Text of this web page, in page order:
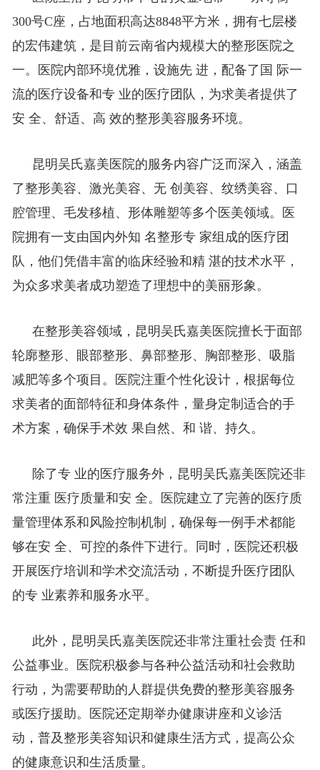
300号C座，占地面积高达8848平方米，拥有七层楼
的宏伟建筑，是目前云南省内规模大的整形医院之
一。医院内部环境优雅，设施先 进，配备了国 际一
流的医疗设备和专 业的医疗团队，为求美者提供了
安 全、舒适、高 效的整形美容服务环境。
昆明吴氏嘉美医院的服务内容广泛而深入，涵盖
了整形美容、激光美容、无 创 美容、纹绣美容、口
腔管理、毛发移植、形体雕塑等多个医美领域。医
院拥有一支由国内外知 名整形专 家组成的医疗团
队，他们凭借丰富的临床经验和精 湛的技术水平，
为众多求美者成功塑造了理想中的美丽形象。
在整形美容领域，昆明吴氏嘉美医院擅长于面部
轮廓整形、眼部整形、鼻部整形、胸部整形、吸脂
减肥等多个项目。医院注重个性化设计，根据每位
求美者的面部特征和身体条件，量身定制 适合的手
术方案，确保手术效 果自然、和 谐、持久。
除了专 业的医疗服务外，昆明吴氏嘉美医院还非
常注重 医疗质量和安 全。医院建立了完善的医疗质
量管理体系和风险控制机制，确保每一例手术都能
够在安 全、可控的条件下进行。同时，医院还积极
开展医疗培训和学术交流活动，不断提升医疗团队
的专 业素养和服务水平。
此外，昆明吴氏嘉美医院还非常注重社会责 任和
公益事业。医院积极参与各种公益活动和社会救助
行动，为需要帮助的人群提供免费的整形美容服务
或医疗援助。医院还定期举办健康讲座和义诊活
动，普及整形美容知识和健康生活方式，提高公众
的健康意识和生活质量。